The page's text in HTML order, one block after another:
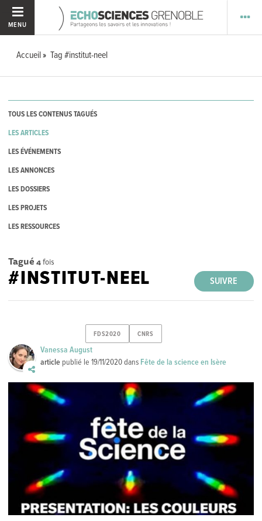
MENU
Accueil Tag #institut-neel
TOUS LES CONTENUS TAGUÉS
LES ARTICLES
LES ÉVÉNEMENTS
LES ANNONCES
LES DOSSIERS
LES PROJETS
LES RESSOURCES
Tagué 4fois
SUIVRE
#INSTITUT-NEEL
FDS2020 CNRS
Vanessa August
article publié le19/11/2020dans Fête de la science en Isère